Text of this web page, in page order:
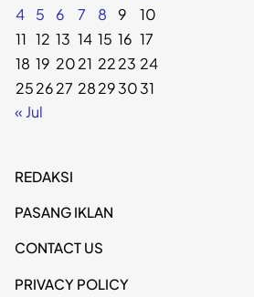
4
5 6 7 8 9
10
11 12 13 14 15 16 17
18 19 2021 2223 24
252627 28293031
« Jul
REDAKSI
PASANG IKLAN
CONTACT US
PRIVACY POLICY